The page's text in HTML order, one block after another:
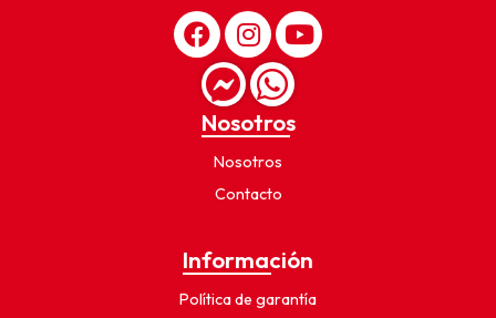
Nosotros
Nosotros
Contacto
Información
Política de garantía